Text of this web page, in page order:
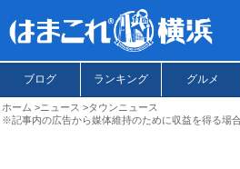
ブログ ランキング グルメ
ホーム ニュース
タウンニュース
※記事内の広告から媒体維持のために収益を得る場